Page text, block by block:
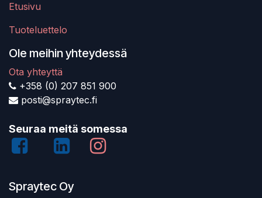
Etusivu
Tuoteluettelo
Ole meihin yhteydessä
Ota yhteyttä
+358 (0) 207 851 900
posti@spraytec.fi
Seuraa meitä somessa
Spraytec Oy